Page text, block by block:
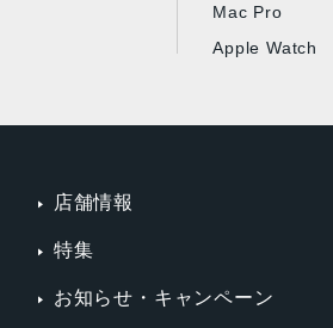
Mac Pro
Apple Watch
店舗情報
特集
お知らせ・キャンペーン